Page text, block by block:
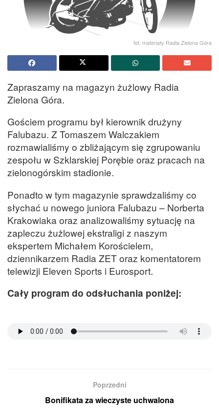
fot. materiały Radia Zielona Góra
Zapraszamy na magazyn żużlowy Radia
Zielona Góra.
Gościem programu był kierownik drużyny
Falubazu. Z Tomaszem Walczakiem
rozmawialiśmy o zbliżającym się zgrupowaniu
zespołu w Szklarskiej Porębie oraz pracach na
zielonogórskim stadionie.
Ponadto w tym magazynie sprawdzaliśmy co
słychać u nowego juniora Falubazu – Norberta
Krakowiaka oraz analizowaliśmy sytuację na
zapleczu żużlowej ekstraligi z naszym
ekspertem Michałem Korościelem,
dziennikarzem Radia ZET oraz komentatorem
telewizji Eleven Sports i Eurosport.
Cały program do odsłuchania poniżej:
Poprzedni
Bonifikata za wieczyste uchwalona